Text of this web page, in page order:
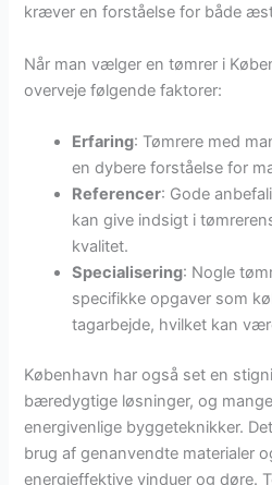
kræver en forståelse for både
Når man vælger en tømrer i
overveje følgende faktorer:
Erfaring: Tømrere med
en dybere forståelse for
Referencer: Gode
kan give indsigt i
kvalitet.
Specialisering: Nogle
specifikke opgaver som
tagarbejde, hvilket kan
København har også set en
bæredygtige løsninger, og
energivenlige byggeteknikker.
brug af genanvendte materialer
energieffektive vinduer og døre.